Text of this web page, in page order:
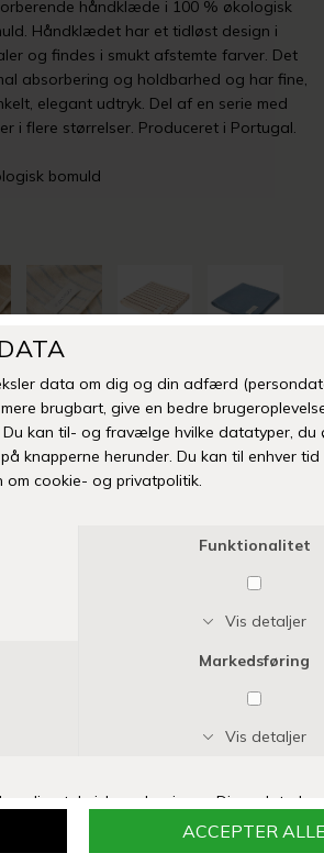
håndklæde i 100 % økologisk
Håndklædet har et tidløst design i
og findes i smukt afstemte farver. Det
absorbering og holdbarhed og har fine,
elegant udtryk. Del af en serie med
i flere størrelser. Produceret i Portugal.
bomuld